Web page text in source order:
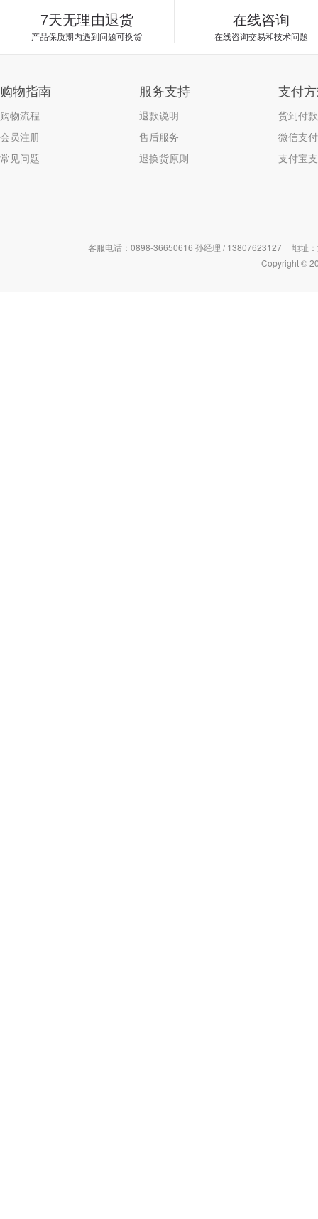
7天无理由退货
产品保质期内遇到问题可换货
在线咨询
在线咨询交易和技术问题
购物指南
购物流程
会员注册
常见问题
服务支持
退款说明
售后服务
退换货原则
支付
货到付款
微信支付
支付宝
客服电话：0898-36650616 孙经理 / 13807623127
地址
Copyright ©